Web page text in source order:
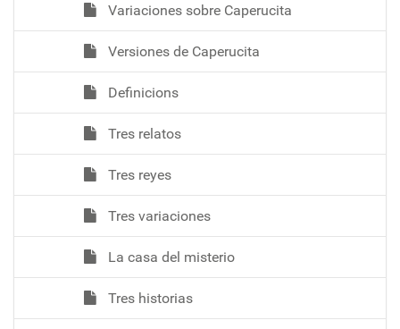
Variaciones sobre Caperucita
Versiones de Caperucita
Definicions
Tres relatos
Tres reyes
Tres variaciones
La casa del misterio
Tres historias